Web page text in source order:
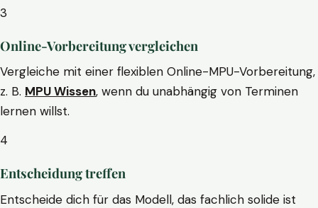
3
Online-Vorbereitung vergleichen
Vergleiche mit einer flexiblen Online-MPU-Vorbereitung,
z. B. MPU Wissen, wenn du unabhängig von Terminen
lernen willst.
4
Entscheidung treffen
Entscheide dich für das Modell, das fachlich solide ist